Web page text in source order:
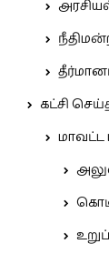
கட்சி
மாவட்ட